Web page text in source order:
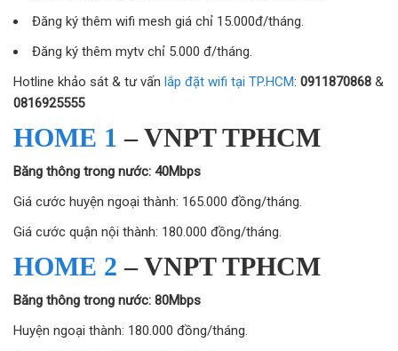
Đăng ký thêm wifi mesh giá chỉ 15.000đ/tháng.
Đăng ký thêm mytv chỉ 5.000 đ/tháng.
Hotline khảo sát & tư vấn lắp đặt wifi tại TP.HCM: 0911870868 &
0816925555
HOME 1 – VNPT TPHCM
Băng thông trong nước: 40Mbps
Giá cước huyện ngoại thành: 165.000 đồng/tháng.
Giá cước quận nội thành: 180.000 đồng/tháng.
HOME 2 – VNPT TPHCM
Băng thông trong nước: 80Mbps
Huyện ngoại thành: 180.000 đồng/tháng.